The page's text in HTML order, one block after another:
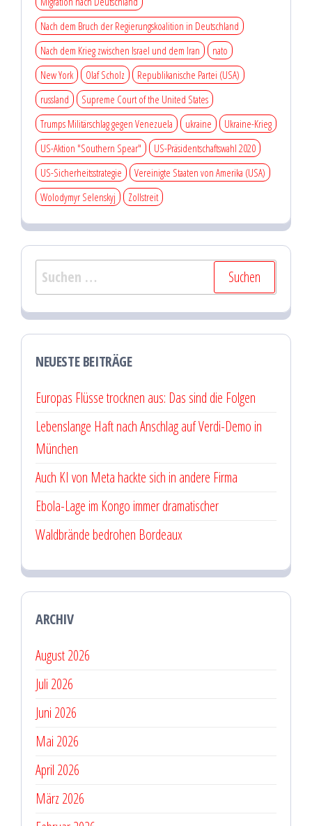
Nach dem Bruch der Regierungskoalition in Deutschland
Nach dem Krieg zwischen Israel und dem Iran
nato
New York
Olaf Scholz
Republikanische Partei (USA)
russland
Supreme Court of the United States
Trumps Militärschlag gegen Venezuela
ukraine
Ukraine-Krieg
US-Aktion "Southern Spear"
US-Präsidentschaftswahl 2020
US-Sicherheitsstrategie
Vereinigte Staaten von Amerika (USA)
Wolodymyr Selenskyj
Zollstreit
Suchen
nach:
NEUESTE BEITRÄGE
Europas Flüsse trocknen aus: Das sind die Folgen
Lebenslange Haft nach Anschlag auf Verdi-Demo in
München
Auch KI von Meta hackte sich in andere Firma
Ebola-Lage im Kongo immer dramatischer
Waldbrände bedrohen Bordeaux
ARCHIV
August 2026
Juli 2026
Juni 2026
Mai 2026
April 2026
März 2026